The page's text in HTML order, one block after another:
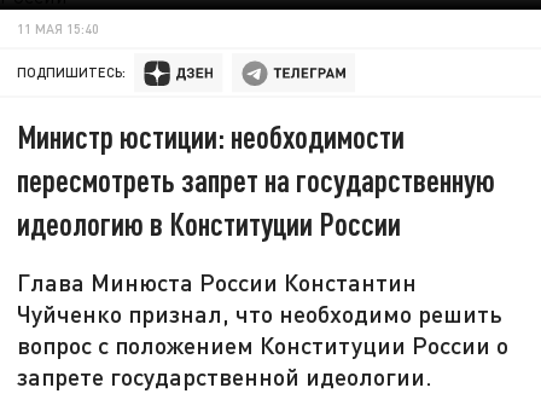
11 МАЯ 15:40
ПОДПИШИТЕСЬ:
Министр юстиции: необходимости
пересмотреть запрет на государственную
идеологию в Конституции России
Глава Минюста России Константин
Чуйченко признал, что необходимо решить
вопрос с положением Конституции России о
запрете государственной идеологии.